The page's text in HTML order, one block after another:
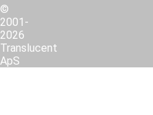
©
2001-
2026
Translucent
ApS